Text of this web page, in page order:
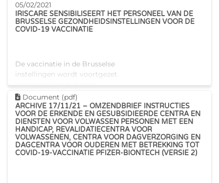
05/02/2021
IRISCARE SENSIBILISEERT HET PERSONEEL VAN DE
BRUSSELSE GEZONDHEIDSINSTELLINGEN VOOR DE
COVID-19 VACCINATIE
De vaccinatie in de Brusselse
instellingen wordt voortgezet.
Het is essentieel dat we
allemaal de krachten bundelen
om het coronavirus te
bestrijden. Om de meest
kwetsbare personen te
beschermen, is h
Dit document downloaden
Document (pdf)
ARCHIVE 17/11/21 – OMZENDBRIEF INSTRUCTIES
VOOR DE ERKENDE EN GESUBSIDIEERDE CENTRA EN
DIENSTEN VOOR VOLWASSEN PERSONEN MET EEN
HANDICAP, REVALIDATIECENTRA VOOR
VOLWASSENEN, CENTRA VOOR DAGVERZORGING EN
DAGCENTRA VOOR OUDEREN MET BETREKKING TOT
COVID-19-VACCINATIE PFIZER-BIONTECH (VERSIE 2)